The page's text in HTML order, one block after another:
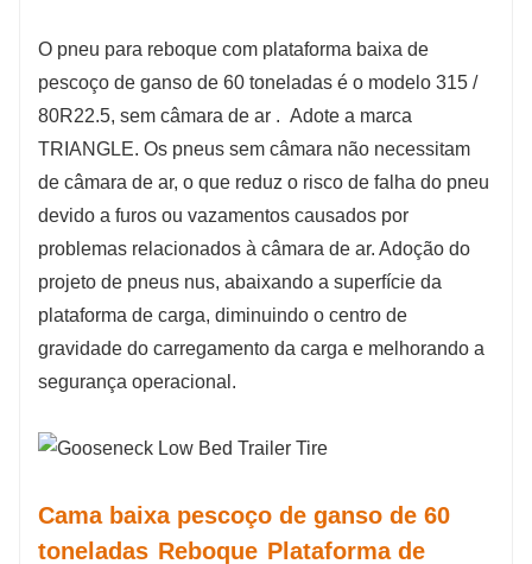
O pneu para reboque com plataforma baixa de
pescoço de ganso de 60 toneladas é o modelo 315 /
80R22.5, sem câmara de ar . Adote a marca
TRIANGLE. Os pneus sem câmara não necessitam
de câmara de ar, o que reduz o risco de falha do pneu
devido a furos ou vazamentos causados ​​por
problemas relacionados à câmara de ar. Adoção do
projeto de pneus nus, abaixando a superfície da
plataforma de carga, diminuindo o centro de
gravidade do carregamento da carga e melhorando a
segurança operacional.
Cama baixa pescoço de ganso de 60
toneladas Reboque Plataforma de